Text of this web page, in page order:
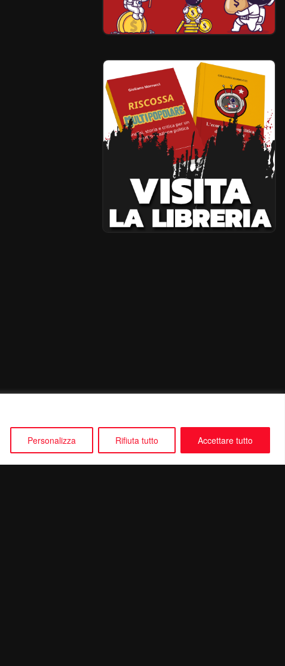
Personalizza Rifiuta tutto Accettare tutto